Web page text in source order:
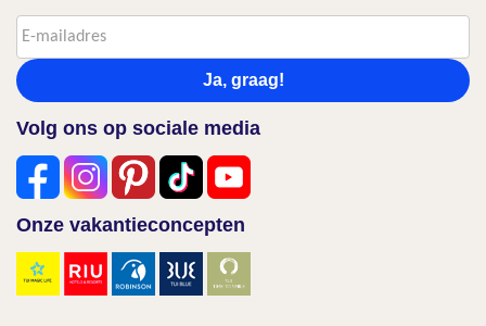
Ja, graag!
Volg ons op sociale media
Onze vakantieconcepten